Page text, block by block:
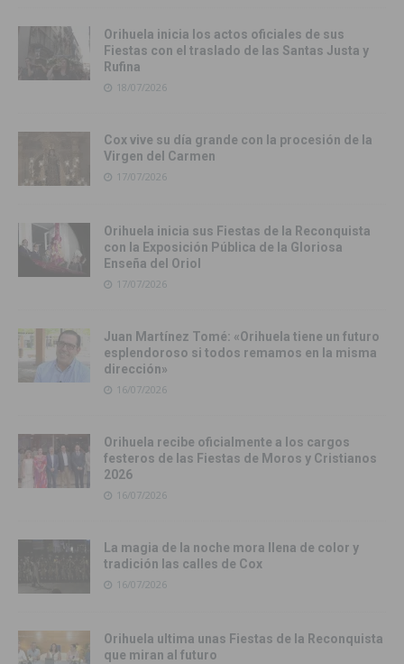
Orihuela inicia los actos oficiales de sus
Fiestas con el traslado de las Santas Justa y
Rufina
18/07/2026
Cox vive su día grande con la procesión de la
Virgen del Carmen
17/07/2026
Orihuela inicia sus Fiestas de la Reconquista
con la Exposición Pública de la Gloriosa
Enseña del Oriol
17/07/2026
Juan Martínez Tomé: «Orihuela tiene un futuro
esplendoroso si todos remamos en la misma
dirección»
16/07/2026
Orihuela recibe oficialmente a los cargos
festeros de las Fiestas de Moros y Cristianos
2026
16/07/2026
La magia de la noche mora llena de color y
tradición las calles de Cox
16/07/2026
Orihuela ultima unas Fiestas de la Reconquista
que miran al futuro